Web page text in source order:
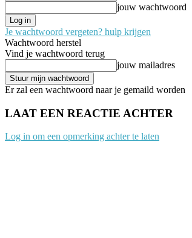
jouw wachtwoord
Je wachtwoord vergeten? hulp krijgen
Wachtwoord herstel
Vind je wachtwoord terug
jouw mailadres
Er zal een wachtwoord naar je gemaild worden
LAAT EEN REACTIE ACHTER
Log in om een opmerking achter te laten